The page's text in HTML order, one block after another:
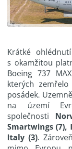
Krátké
s okamžitou
Boeing 737
kterých
posádek.
na území
společnosti
Smartwings (7),
Italy (3).